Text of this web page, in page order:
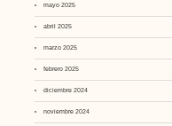
mayo 2025
abril 2025
marzo 2025
febrero 2025
diciembre 2024
noviembre 2024